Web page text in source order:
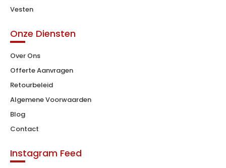
Vesten
Onze Diensten
Over Ons
Offerte Aanvragen
Retourbeleid
Algemene Voorwaarden
Blog
Contact
Instagram Feed